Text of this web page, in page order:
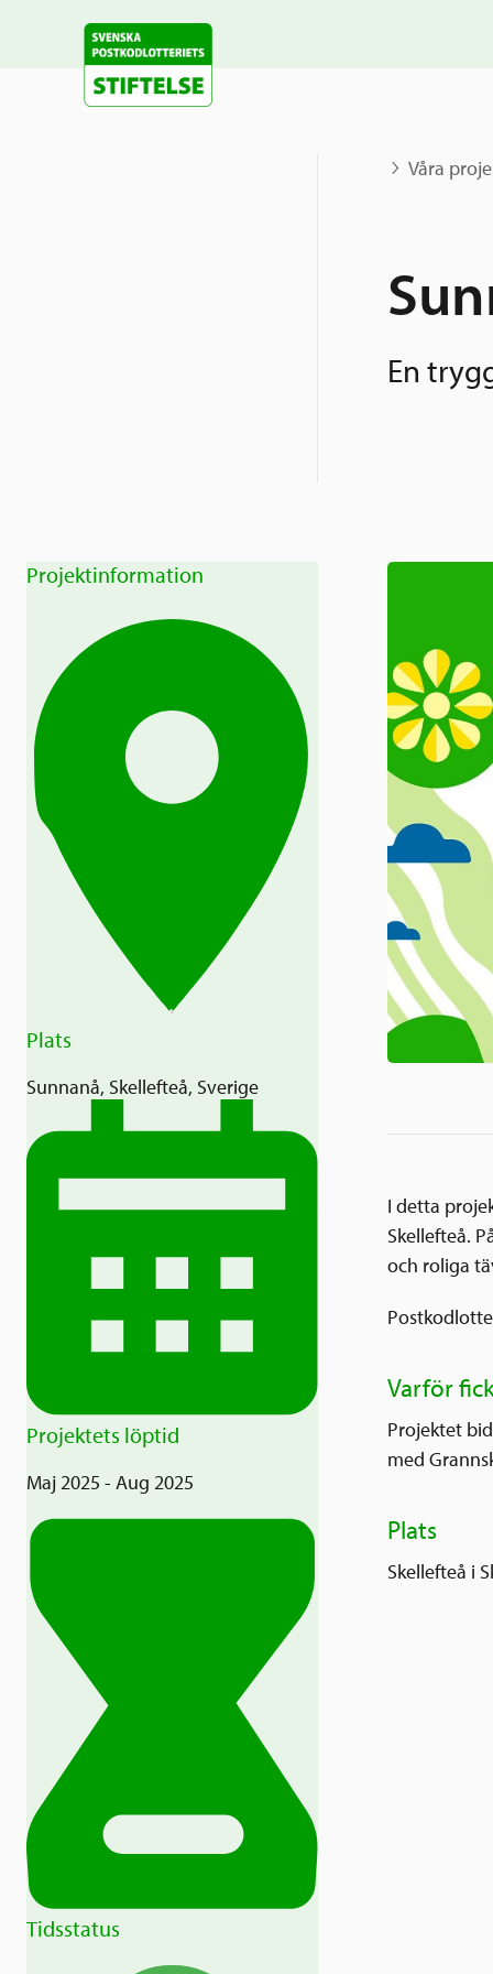
Våra
En
Projektinformation
Plats
Sunnanå, Skellefteå, Sverige
Projektets löptid
Maj 2025 - Aug 2025
Tidsstatus
I detta
Skellefteå.
och roliga
Varför
Projektet
med
Plats
Skellefteå i